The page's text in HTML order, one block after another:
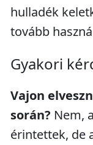
hulladék
tovább
Gyakori
Vajon
során? Nem,
érintettek, de